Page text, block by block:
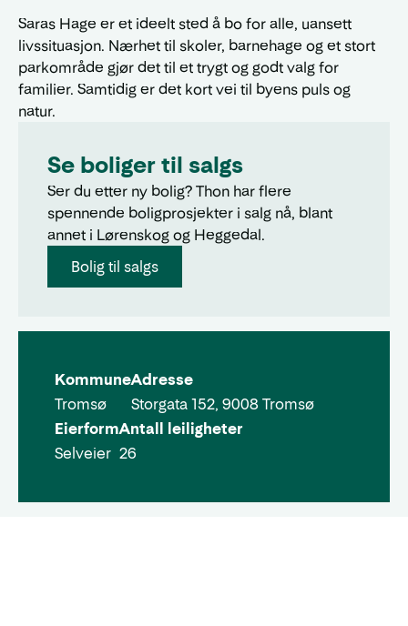
Saras Hage er et ideelt sted å bo for alle, uansett
livssituasjon. Nærhet til skoler, barnehage og et stort
parkområde gjør det til et trygt og godt valg for
familier. Samtidig er det kort vei til byens puls og
natur.
Se boliger til salgs
Ser du etter ny bolig? Thon har flere
spennende boligprosjekter i salg nå, blant
annet i Lørenskog og Heggedal.
Bolig til salgs
Kommune
Tromsø
Adresse
Storgata 152, 9008 Tromsø
Eierform
Selveier
Antall leiligheter
26